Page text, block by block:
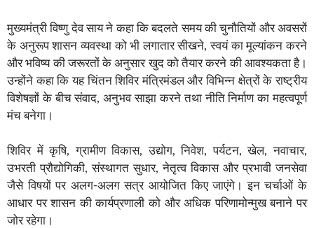
मुख्यमंत्री विष्णु देव साय ने कहा कि बदलते समय की चुनौतियों और अवसरों
के अनुरूप शासन व्यवस्था को भी लगातार सीखने, स्वयं का मूल्यांकन करने
और भविष्य की जरूरतों के अनुसार खुद को तैयार करने की आवश्यकता है।
उन्होंने कहा कि यह चिंतन शिविर मंत्रिमंडल और विभिन्न क्षेत्रों के राष्ट्रीय
विशेषज्ञों के बीच संवाद, अनुभव साझा करने तथा नीति निर्माण का महत्वपूर्ण
मंच बनेगा।
शिविर में कृषि, ग्रामीण विकास, उद्योग, निवेश, पर्यटन, खेल, नवाचार,
उभरती प्रौद्योगिकी, संस्थागत सुधार, नेतृत्व विकास और प्रभावी जनसेवा
जैसे विषयों पर अलग-अलग सत्र आयोजित किए जाएंगे। इन चर्चाओं के
आधार पर शासन की कार्यप्रणाली को और अधिक परिणामोन्मुख बनाने पर
जोर रहेगा।